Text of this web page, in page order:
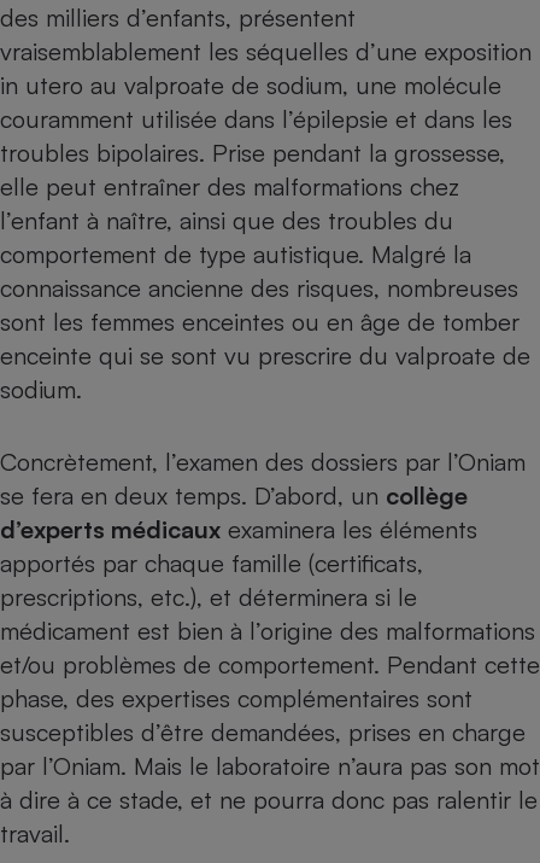
des milliers d’enfants, présentent
vraisemblablement les séquelles d’une exposition
in utero au valproate de sodium, une molécule
couramment utilisée dans l’épilepsie et dans les
troubles bipolaires. Prise pendant la grossesse,
elle peut entraîner des malformations chez
l’enfant à naître, ainsi que des troubles du
comportement de type autistique. Malgré la
connaissance ancienne des risques, nombreuses
sont les femmes enceintes ou en âge de tomber
enceinte qui se sont vu prescrire du valproate de
sodium.
Concrètement, l’examen des dossiers par l’Oniam
se fera en deux temps. D’abord, un collège
d’experts médicaux examinera les éléments
apportés par chaque famille (certificats,
prescriptions, etc.), et déterminera si le
médicament est bien à l’origine des malformations
et/ou problèmes de comportement. Pendant cette
phase, des expertises complémentaires sont
susceptibles d’être demandées, prises en charge
par l’Oniam. Mais le laboratoire n’aura pas son mot
à dire à ce stade, et ne pourra donc pas ralentir le
travail.
bouteille
Banque
Lave-linge
induction
Climatiseur -
Téléviseur
Antivirus
Matelas
Radiateur électrique
Climatiseur -
Ventilateur
Antimoustique